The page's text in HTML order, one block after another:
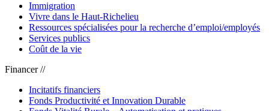
Immigration
Vivre dans le Haut-Richelieu
Ressources spécialisées pour la recherche d’emploi/employés
Services publics
Coût de la vie
Financer //
Incitatifs financiers
Fonds Productivité et Innovation Durable